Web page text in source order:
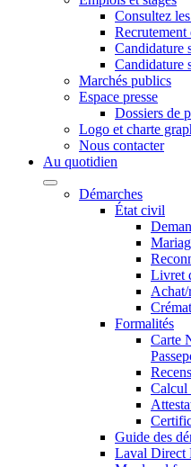
Consultez
Recrutement
Candidature
Candidature
Marchés publics
Espace presse
Dossiers de
Logo et charte
Nous contacter
Au quotidien
Démarches
État civil
Livret
Achat/
Formalités
Carte
Calcul
Guide des
Laval Direct